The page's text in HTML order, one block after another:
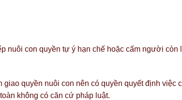
nuôi con quyền tự ý hạn chế hoặc cấm người còn
quyền nuôi con nên có quyền quyết định việc
không có căn cứ pháp luật.